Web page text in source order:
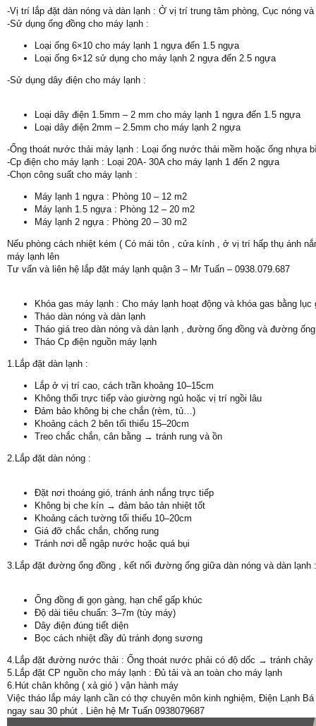
-Vị trí lắp đặt dàn nóng và dàn lạnh : Ở vị trí trung tâm phòng, Cục nóng
-Sử dụng ống đồng cho máy lạnh :
Loại ống 6×10 cho máy lạnh 1 ngựa đến 1.5 ngựa
Loại ống 6×12 sử dụng cho máy lạnh 2 ngựa đến 2.5 ngựa
-Sử dụng dây điện cho máy lạnh :
Loại dây điện 1.5mm – 2 mm cho máy lạnh 1 ngựa đến 1.5 ngựa
Loại dây điện 2mm – 2.5mm cho máy lạnh 2 ngựa
-Ống thoát nước thải máy lạnh : Loại ống nước thải mềm hoặc ống nhựa
-Cp điện cho máy lạnh : Loại 20A- 30A cho máy lạnh 1 đến 2 ngựa
-Chọn công suất cho máy lạnh :
Máy lạnh 1 ngựa : Phòng 10 – 12 m2
Máy lạnh 1.5 ngựa : Phòng 12 – 20 m2
Máy lạnh 2 ngựa : Phòng 20 – 30 m2
Nếu phòng cách nhiệt kém ( Có mái tôn , cửa kính , ở vị trí hấp thụ ánh
máy lạnh lên
Tư vấn và liên hệ lắp đặt máy lạnh quận 3 – Mr Tuấn – 0938.079.687
Khóa gas máy lạnh : Cho máy lạnh hoạt động và khóa gas bằng
Tháo dàn nóng và dàn lạnh
Tháo giá treo dàn nóng và dàn lạnh , đường ống đồng và đường
Tháo Cp điện nguồn máy lạnh
1.Lắp đặt dàn lạnh :
Lắp ở vị trí cao, cách trần khoảng 10–15cm
Không thổi trực tiếp vào giường ngủ hoặc vị trí ngồi lâu
Đảm bảo không bị che chắn (rèm, tủ…)
Khoảng cách 2 bên tối thiểu 15–20cm
Treo chắc chắn, cân bằng → tránh rung và ồn
2.Lắp đặt dàn nóng :
Đặt nơi thoáng gió, tránh ánh nắng trực tiếp
Không bị che kín → đảm bảo tản nhiệt tốt
Khoảng cách tường tối thiểu 10–20cm
Giá đỡ chắc chắn, chống rung
Tránh nơi dễ ngập nước hoặc quá bụi
3.Lắp đặt đường ống đồng , kết nối đường ống giữa dàn nóng và dàn lạnh :
Ống đồng đi gọn gàng, hạn chế gấp khúc
Độ dài tiêu chuẩn: 3–7m (tùy máy)
Dây điện đúng tiết diện
Bọc cách nhiệt đầy đủ tránh đọng sương
4.Lắp đặt đường nước thải : Ống thoát nước phải có độ dốc → tránh
5.Lắp đặt CP nguồn cho máy lạnh : Đủ tải và an toàn cho máy lạnh
6.Hút chân không ( xả gió ) vận hành máy
Việc tháo lắp máy lạnh cần có thợ chuyên môn kinh nghiệm, Điện Lạnh
ngay sau 30 phút . Liên hệ Mr Tuấn 0938079687